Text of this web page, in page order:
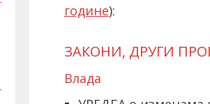
године):
ЗАКОНИ, ДРУГИ
Влада